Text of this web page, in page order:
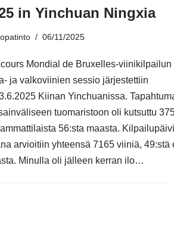
in Yinchuan Ningxia
06/11/2025
Mondial de Bruxelles-viinikilpailun
ja valkoviinien sessio järjestettiin
Kiinan Yinchuanissa.
tuomaristoon oli kutsuttu
56:sta maasta.
arvioitiin yhteensä 7165 viiniä, 49:stä
Minulla oli jälleen kerran ilo…